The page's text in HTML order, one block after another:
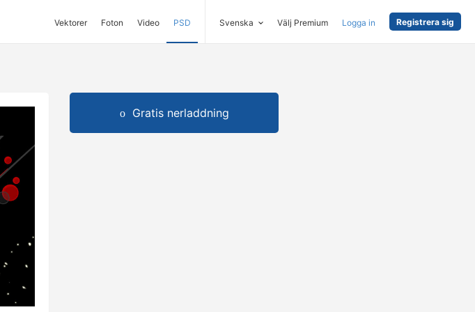
Vektorer Foton Video PSD Svenska Välj Premium Logga in Registrera sig
Gratis nerladdning